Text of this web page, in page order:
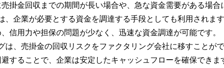
掛金回収までの期間が長い場合や、急な資金需要がある場合
企業が必要とする資金を調達する手段としても利用されま
信用力や担保の問題が少なく、迅速な資金調達が可能です。
、売掛金の回収リスクをファクタリング会社に移すことが
することで、企業は安定したキャッシュフローを確保できま